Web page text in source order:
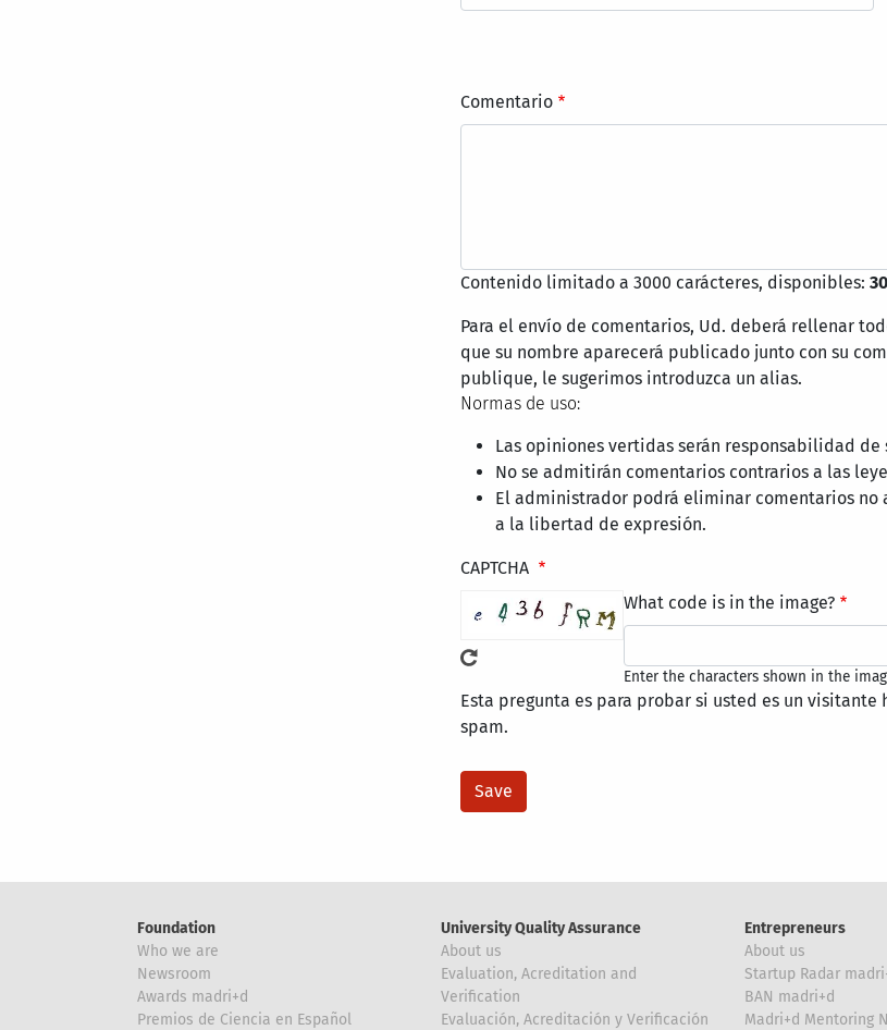
Comentario
Contenido limitado a 3000 carácteres, disponibles:
Para el envío de comentarios, Ud. deberá rellenar
que su nombre aparecerá publicado junto con su
publique, le sugerimos introduzca un alias.
Normas de uso:
Las opiniones vertidas serán responsabilidad
No se admitirán comentarios contrarios a las
El administrador podrá eliminar comentarios
a la libertad de expresión.
CAPTCHA
What code is in the image?
Enter the characters shown in the
Esta pregunta es para probar si usted es un
spam.
Foundation
Who we are
Newsroom
Awards madri+d
Premios de Ciencia en Español
University Quality Assurance
About us
Evaluation, Acreditation and
Verification
Evaluación, Acreditación y Verificación
Entrepreneurs
About us
Startup Radar
BAN madri+d
Madri+d Mentoring